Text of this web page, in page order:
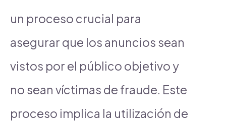
un proceso crucial para
asegurar que los anuncios sean
vistos por el público objetivo y
no sean víctimas de fraude. Este
proceso implica la utilización de